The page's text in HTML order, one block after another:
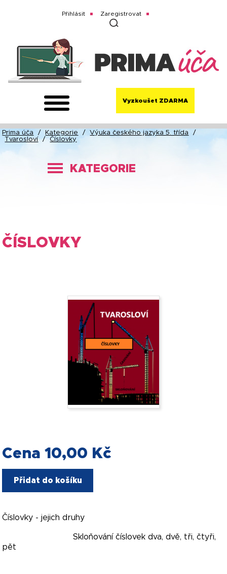
Přihlásit Zaregistrovat
Vyzkoušet ZDARMA
Prima úča / Kategorie / Výuka českého jazyka 5. třída
/
Tvarosloví / Číslovky
KATEGORIE
ČÍSLOVKY
Cena 10,00 Kč
Přidat do košíku
Číslovky - jejich druhy
Skloňování číslovek dva, dvě, tři, čtyři,
pět